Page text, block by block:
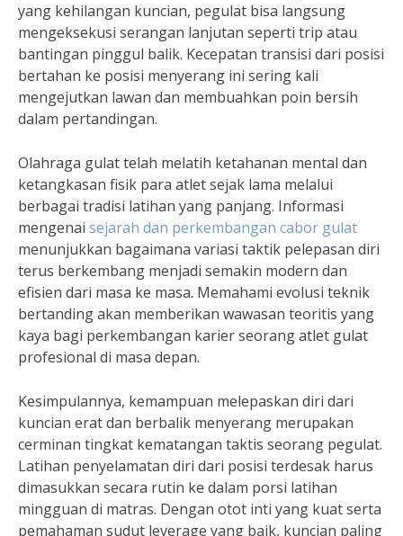
yang kehilangan kuncian, pegulat bisa langsung
mengeksekusi serangan lanjutan seperti trip atau
bantingan pinggul balik. Kecepatan transisi dari posisi
bertahan ke posisi menyerang ini sering kali
mengejutkan lawan dan membuahkan poin bersih
dalam pertandingan.
Olahraga gulat telah melatih ketahanan mental dan
ketangkasan fisik para atlet sejak lama melalui
berbagai tradisi latihan yang panjang. Informasi
mengenai sejarah dan perkembangan cabor gulat
menunjukkan bagaimana variasi taktik pelepasan diri
terus berkembang menjadi semakin modern dan
efisien dari masa ke masa. Memahami evolusi teknik
bertanding akan memberikan wawasan teoritis yang
kaya bagi perkembangan karier seorang atlet gulat
profesional di masa depan.
Kesimpulannya, kemampuan melepaskan diri dari
kuncian erat dan berbalik menyerang merupakan
cerminan tingkat kematangan taktis seorang pegulat.
Latihan penyelamatan diri dari posisi terdesak harus
dimasukkan secara rutin ke dalam porsi latihan
mingguan di matras. Dengan otot inti yang kuat serta
pemahaman sudut leverage yang baik, kuncian paling